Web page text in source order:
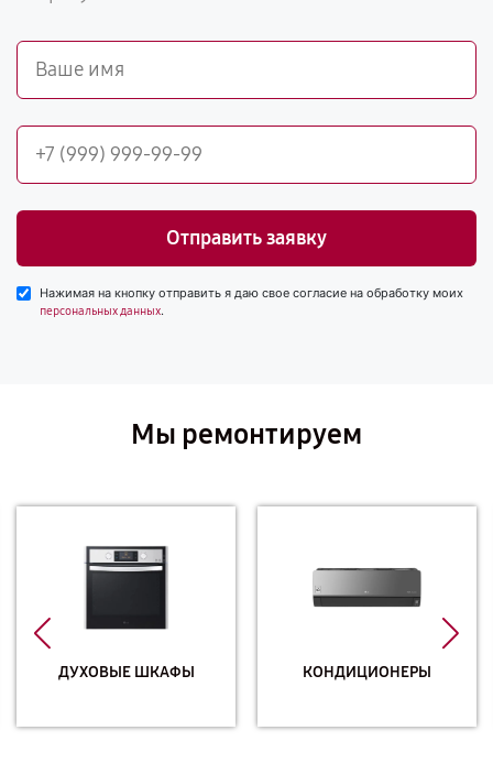
Отправить заявку
Нажимая на кнопку отправить я даю свое согласие на обработку моих
персональных данных.
Мы ремонтируем
ДУХОВЫЕ ШКАФЫ КОНДИЦИОНЕРЫ